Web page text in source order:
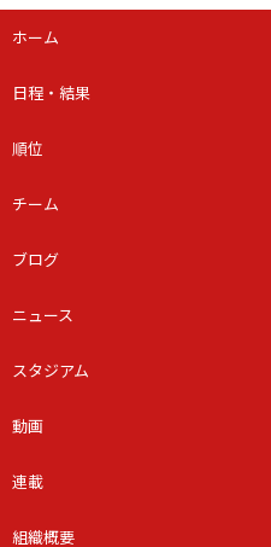
ホーム
日程・結果
順位
チーム
ブログ
ニュース
スタジアム
動画
連載
組織概要